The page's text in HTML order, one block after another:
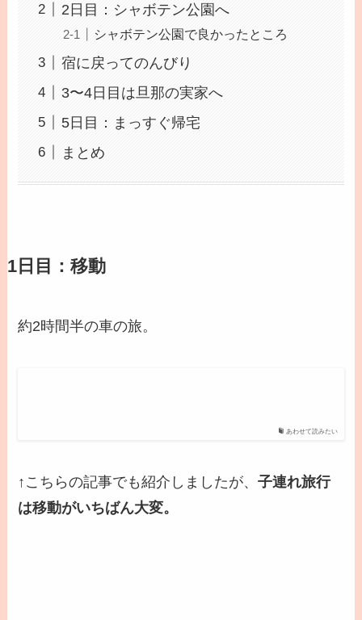
2日目：シャボテン公園へ
シャボテン公園で良かったところ
宿に戻ってのんびり
3〜4日目は旦那の実家へ
5日目：まっすぐ帰宅
まとめ
1日目：移動
約2時間半の車の旅。
あわせて読みたい
↑こちらの記事でも紹介しましたが、子連れ旅行
は移動がいちばん大変。